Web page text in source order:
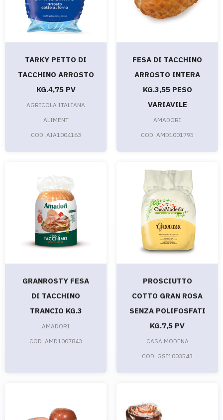
TARKY PETTO DI
TACCHINO ARROSTO
KG.4,75 PV
AGRICOLA ITALIANA
ALIMENT
COD. AIA1004163
FESA DI TACCHINO
ARROSTO INTERA
KG.3,55 PESO
VARIAVILE
AMADORI
COD. AMD1001795
GRANROSTY FESA
DI TACCHINO
TRANCIO KG.3
AMADORI
COD. AMD1007843
PROSCIUTTO
COTTO GRAN ROSA
SENZA POLIFOSFATI
KG.7,5 PV
CASA MODENA
COD. GSI1003543